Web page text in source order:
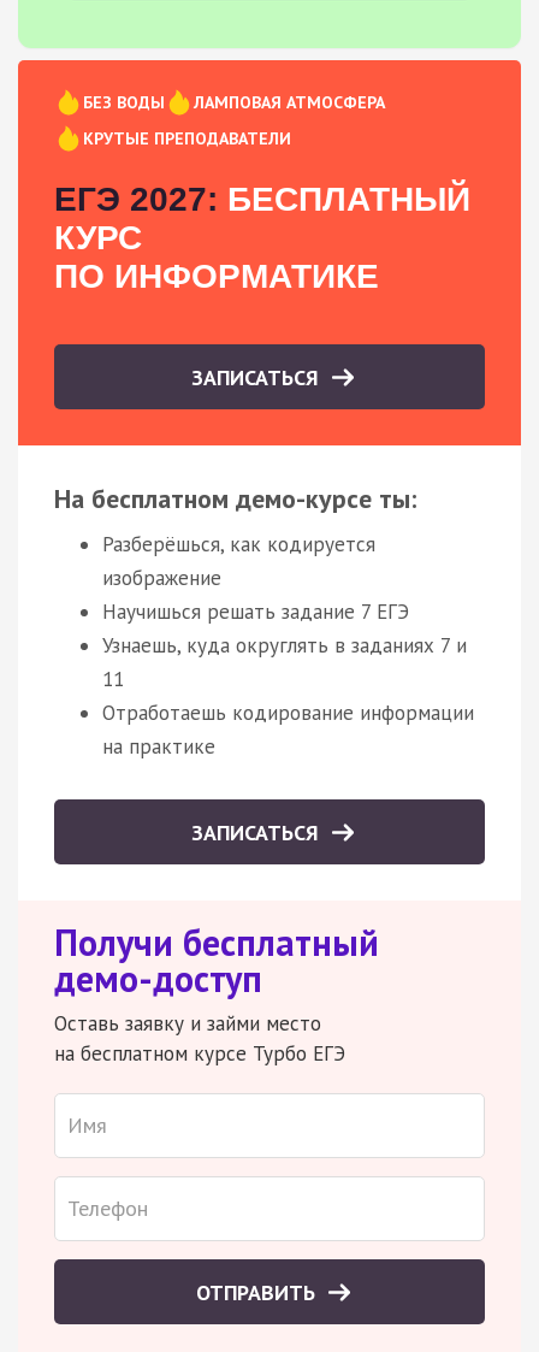
БЕЗ ВОДЫ
ЛАМПОВАЯ АТМОСФЕРА
КРУТЫЕ ПРЕПОДАВАТЕЛИ
ЕГЭ 2027: БЕСПЛАТНЫЙ
КУРС
ПО ИНФОРМАТИКЕ
ЗАПИСАТЬСЯ
На бесплатном демо-курсе ты:
Разберёшься, как кодируется
изображение
Научишься решать задание 7 ЕГЭ
Узнаешь, куда округлять в заданиях 7 и
11
Отработаешь кодирование информации
на практике
ЗАПИСАТЬСЯ
Получи бесплатный
демо-доступ
Оставь заявку и займи место
на бесплатном курсе Турбо ЕГЭ
ОТПРАВИТЬ